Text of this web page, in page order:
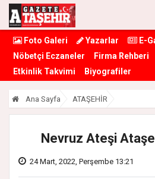
Foto Galeri Yazarlar E-
Nöbetçi Eczaneler
Firma Rehberi
Etkinlik Takvimi
Biyografiler
Ana Sayfa ATAŞEHİR
Nevruz Ateşi
24 Mart, 2022, Perşembe 13:21